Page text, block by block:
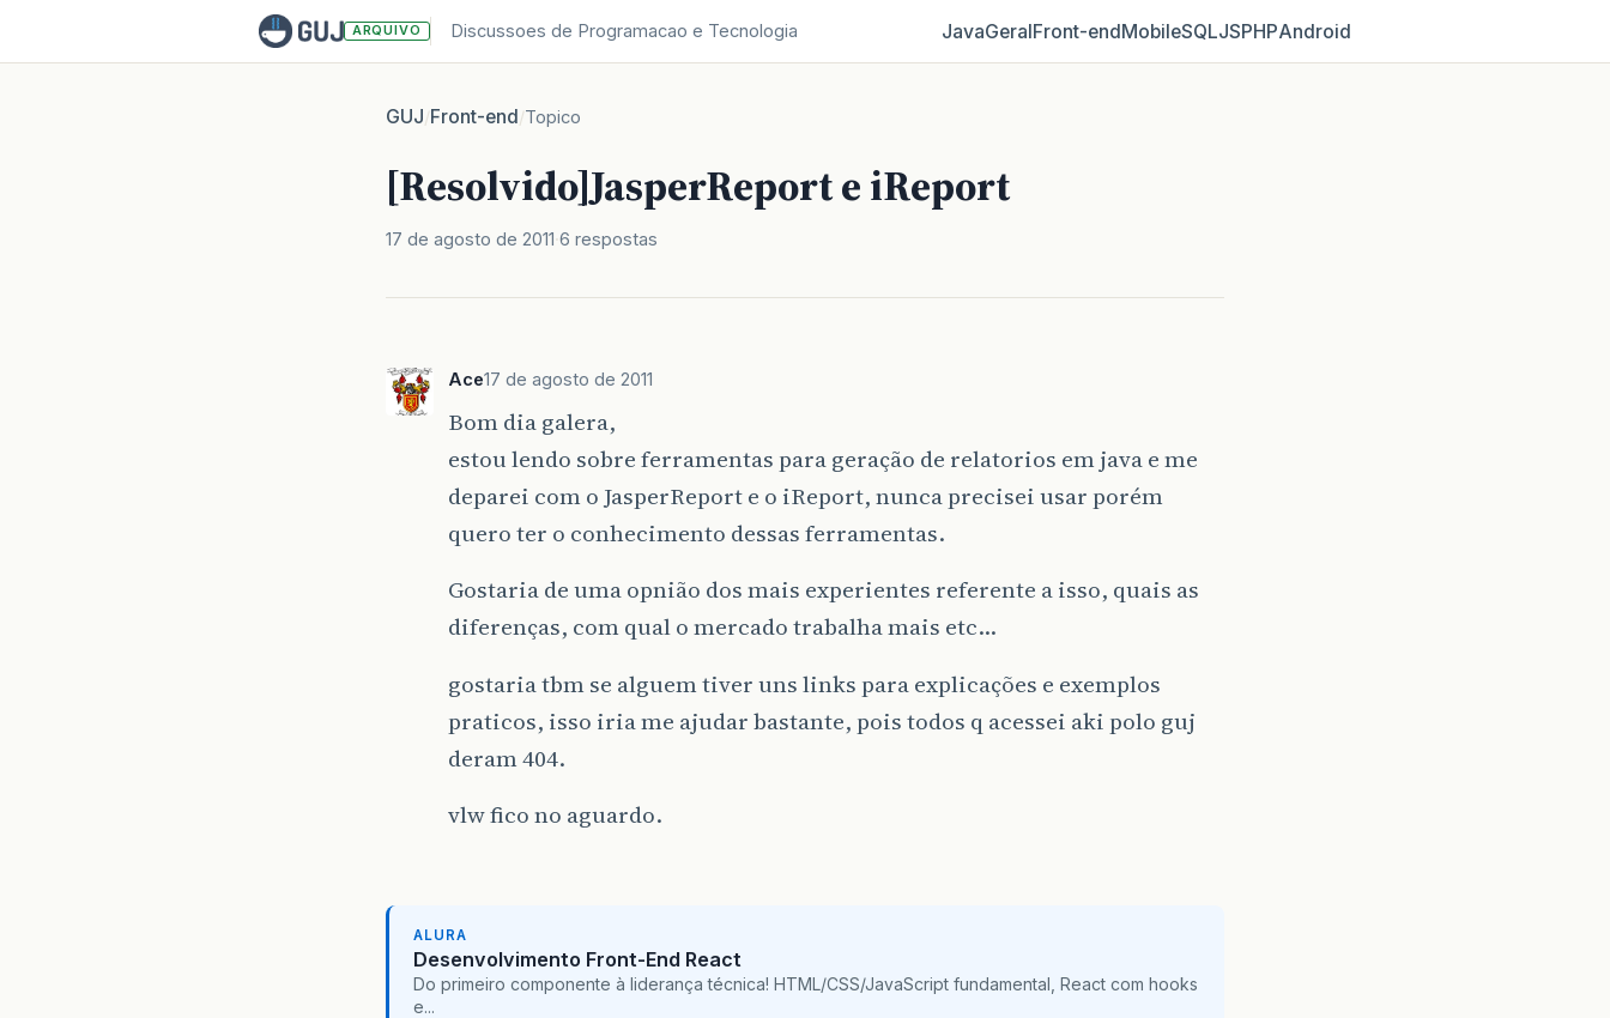
ARQUIVO Discussoes de Programacao e Tecnologia JavaGeralFront‑endMobileSQLJSPHPAndroid
GUJ/Front-end/Topico
[Resolvido]JasperReport e iReport
17 de agosto de 2011 6 respostas
Ace17 de agosto de 2011
Bom dia galera,
estou lendo sobre ferramentas para geração de relatorios em java e me
deparei com o JasperReport e o iReport, nunca precisei usar porém
quero ter o conhecimento dessas ferramentas.
Gostaria de uma opnião dos mais experientes referente a isso, quais as
diferenças, com qual o mercado trabalha mais etc…
gostaria tbm se alguem tiver uns links para explicações e exemplos
praticos, isso iria me ajudar bastante, pois todos q acessei aki polo guj
deram 404.
vlw fico no aguardo.
ALURA
Desenvolvimento Front-End React
Do primeiro componente à liderança técnica! HTML/CSS/JavaScript fundamental, React com hooks
e...